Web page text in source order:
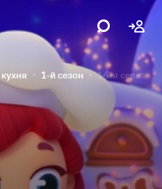
1-й сезон 14-я серия